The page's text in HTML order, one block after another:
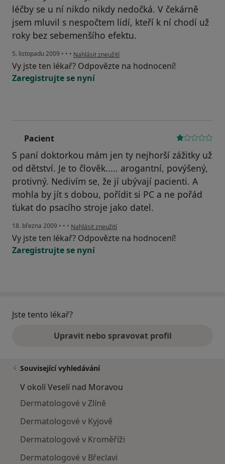
léčby se u ní nikdo nikdy nedočká. V čekárně
jsem mluvil s nespočtem lidí, kteří k ní chodí už
roky bez sebemenšího efektu.
5. listopadu 2009 • • • podle názoru uživatele Váš účet byl odstraněn
Nahlásit zneužití
Vy jste ten lékař? Odpovězte na hodnocení!
Zaregistrujte se nyní
Pacient
S paní doktorkou mám jen ty nejhorší zážitky už
od dětství. Je to člověk..... arogantní, povýšený,
protivný. Nedivím se, že jí ubývají pacienti. A
mohla by jít s dobou, pořídit si PC a ne pořád
ťukat do psacího stroje jako datel.
18. března 2009 • • • podle názoru uživatele Pacient
Nahlásit zneužití
Vy jste ten lékař? Odpovězte na hodnocení!
Zaregistrujte se nyní
Jste tento lékař?
Upravit nebo spravovat profil
Související vyhledávání
V okolí Veselí nad Moravou
Dermatologové v Zlíně
Dermatologové v Kyjově
Dermatologové v Kroměříži
Dermatologové v Břeclavi